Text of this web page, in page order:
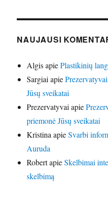
NAUJAUSI
AlgisapiePlastikinių
Sargiaiapie
Jūsų sveikatai
Prezervatyvaiapie
priemonė Jūsų sveikatai
KristinaapieSvarbi
Auruda
RobertapieSkelbimai
skelbimą